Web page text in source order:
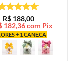
Avaliação5
5
R$188,00
182,36com Pix
+ 1 CANECA